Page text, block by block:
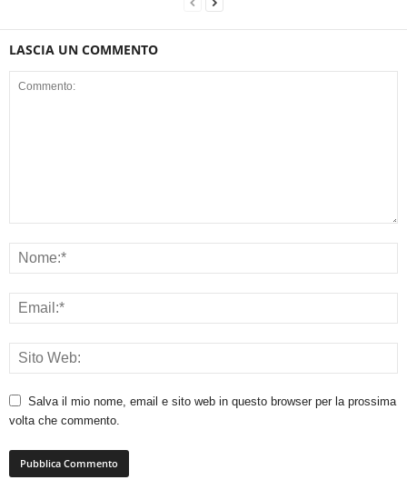
LASCIA UN COMMENTO
Salva il mio nome, email e sito web in questo browser per la prossima
volta che commento.